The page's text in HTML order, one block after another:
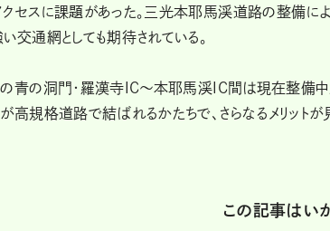
クセスに課題があった。三光本耶馬渓道路の整備に
交通網としても期待されている。
の青の洞門・羅漢寺IC～本耶馬渓IC間は現在整備
が高規格道路で結ばれるかたちで、さらなるメリットが
この記事はい